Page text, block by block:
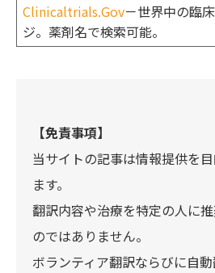
Clinicaltrials.Gov－世界中の臨
ジ。薬剤名で検索可能。
【免責事項】
当サイトの記事は情報提供を
ます。
翻訳内容や治療を特定の人に
のではありません。
ボランティア翻訳ならびに自